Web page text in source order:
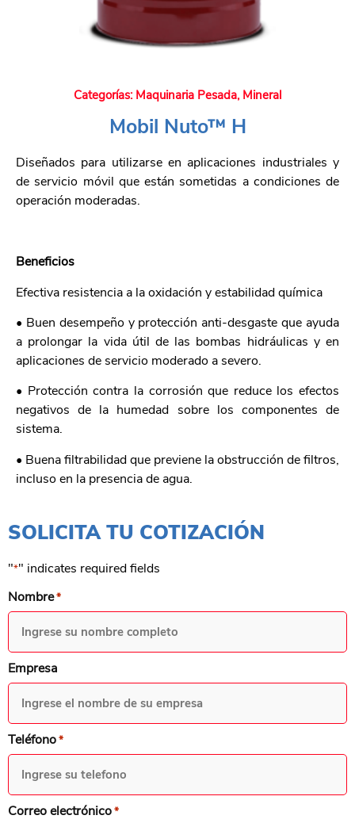
Categorías: Maquinaria Pesada, Mineral
Mobil Nuto™ H
Diseñados para utilizarse en aplicaciones industriales y
de servicio móvil que están sometidas a condiciones de
operación moderadas.
Beneficios
Efectiva resistencia a la oxidación y estabilidad química
• Buen desempeño y protección anti-desgaste que ayuda
a prolongar la vida útil de las bombas hidráulicas y en
aplicaciones de servicio moderado a severo.
• Protección contra la corrosión que reduce los efectos
negativos de la humedad sobre los componentes de
sistema.
• Buena filtrabilidad que previene la obstrucción de filtros,
incluso en la presencia de agua.
SOLICITA TU COTIZACIÓN
"*" indicates required fields
Nombre*
Empresa
Teléfono*
Correo electrónico*